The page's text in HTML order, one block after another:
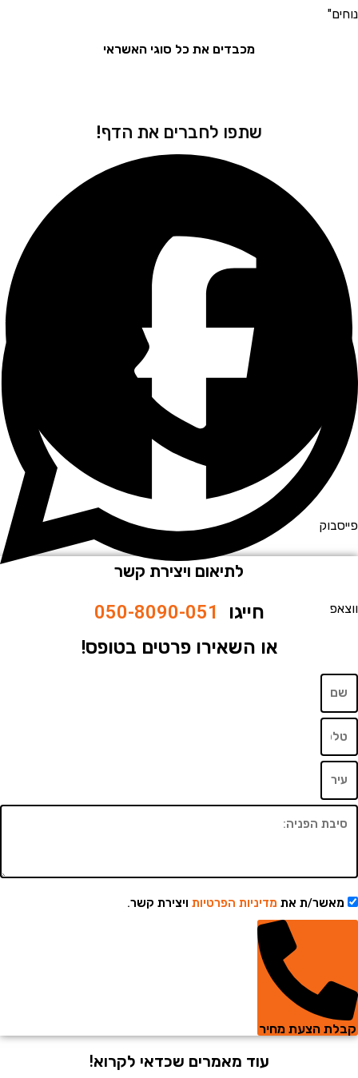
מכבדים את כל סוגי האשראי
שתפו לחברים את הדף!
לתיאום ויצירת קשר
חייגו050-8090-051
או השאירו פרטים בטופס!
ת אתמדיניות הפרטיותויצירת קשר.
הצעת מחיר
עוד מאמרים שכדאי לקרוא!